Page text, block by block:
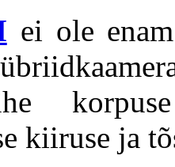
ei ole
kiiruse ja